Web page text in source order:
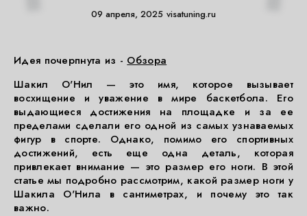
09 апреля, 2025 visatuning.ru
Идея почерпнута из - Обзора
Шакил О'Нил — это имя, которое вызывает
восхищение и уважение в мире баскетбола. Его
выдающиеся достижения на площадке и за ее
пределами сделали его одной из самых узнаваемых
фигур в спорте. Однако, помимо его спортивных
достижений, есть еще одна деталь, которая
привлекает внимание — это размер его ноги. В этой
статье мы подробно рассмотрим, какой размер ноги у
Шакила О'Нила в сантиметрах, и почему это так
важно.